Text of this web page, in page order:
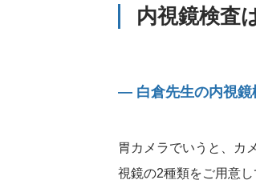
内視鏡検査
― 白倉先生の内視鏡
胃カメラでいうと、カ
視鏡の2種類をご用意